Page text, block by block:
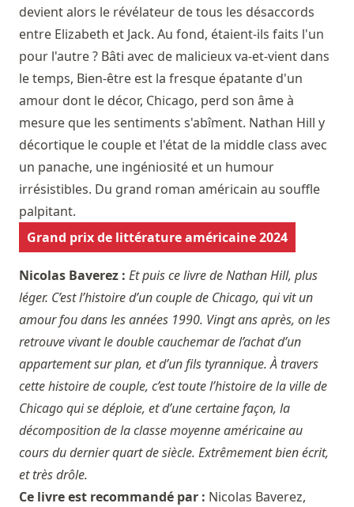
devient alors le révélateur de tous les désaccords
entre Elizabeth et Jack. Au fond, étaient-ils faits l'un
pour l'autre ? Bâti avec de malicieux va-et-vient dans
le temps, Bien-être est la fresque épatante d'un
amour dont le décor, Chicago, perd son âme à
mesure que les sentiments s'abîment. Nathan Hill y
décortique le couple et l'état de la middle class avec
un panache, une ingéniosité et un humour
irrésistibles. Du grand roman américain au souffle
palpitant.
Grand prix de littérature américaine 2024
Nicolas Baverez : Et puis ce livre de Nathan Hill, plus
léger. C’est l’histoire d’un couple de Chicago, qui vit un
amour fou dans les années 1990. Vingt ans après, on les
retrouve vivant le double cauchemar de l’achat d’un
appartement sur plan, et d’un fils tyrannique. À travers
cette histoire de couple, c’est toute l’histoire de la ville de
Chicago qui se déploie, et d’une certaine façon, la
décomposition de la classe moyenne américaine au
cours du dernier quart de siècle. Extrêmement bien écrit,
et très drôle.
Ce livre est recommandé par : Nicolas Baverez,